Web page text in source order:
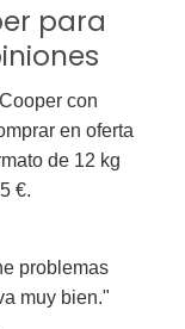
para
con
en oferta
de 12 kg
€.
problemas
muy bien."